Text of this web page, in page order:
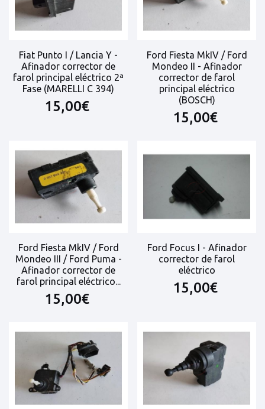
Fiat Punto I / Lancia Y -
Afinador corrector de
farol principal eléctrico 2ª
Fase (MARELLI C 394)
15,00€
Ford Fiesta MkIV / Ford
Mondeo II - Afinador
corrector de farol
principal eléctrico
(BOSCH)
15,00€
Ford Fiesta MkIV / Ford
Mondeo III / Ford Puma -
Afinador corrector de
farol principal eléctrico...
15,00€
Ford Focus I - Afinador
corrector de farol
eléctrico
15,00€